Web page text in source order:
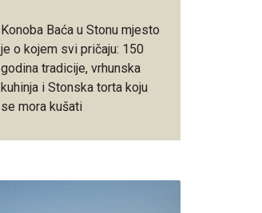
Konoba Baća u Stonu mjesto
je o kojem svi pričaju: 150
godina tradicije, vrhunska
kuhinja i Stonska torta koju
se mora kušati